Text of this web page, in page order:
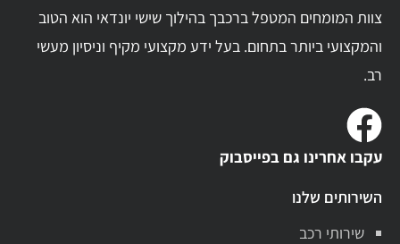
צוות המומחים המטפל ברכבך בהילוך שישי יונדאי הוא הטוב
והמקצועי ביותר בתחום. בעל ידע מקצועי מקיף וניסיון מעשי
רב.
עקבו אחרינו גם בפייסבוק
השירותים שלנו
שירותי רכב